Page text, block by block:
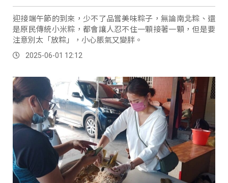
迎接端午節的到來，少不了品嘗美味粽子，無論南北粽、還
是原民傳統小米粽，都會讓人忍不住一顆接著一顆，但是要
注意別太「放粽」，小心脹氣又變胖。
2025-06-01 12:12